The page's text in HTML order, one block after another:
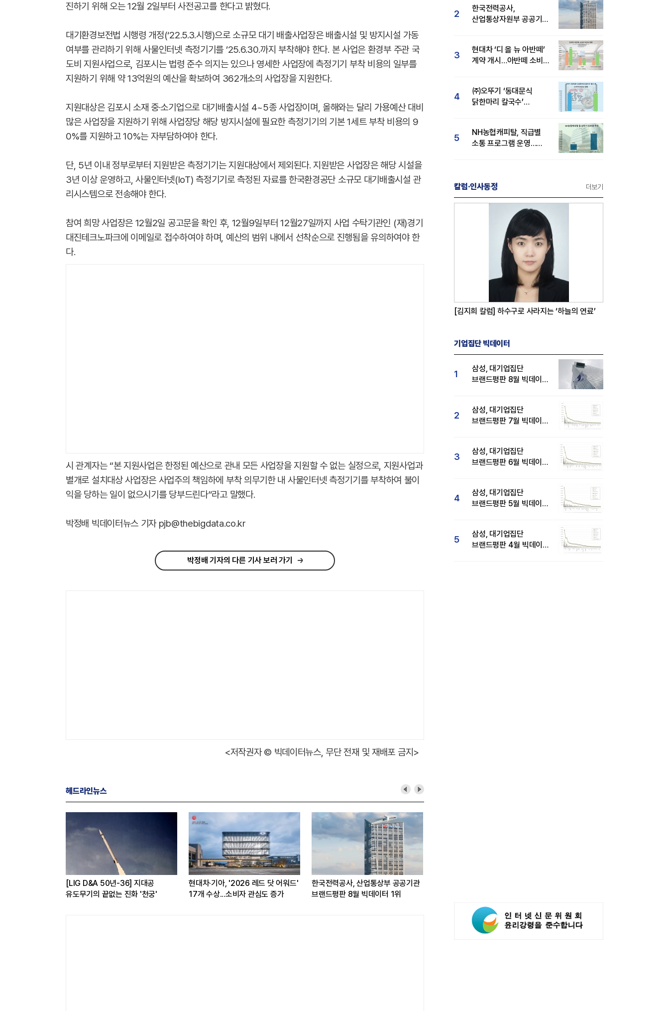
진하기 위해 오는 12월 2일부터 사전공고를 한다고 밝혔다.
대기환경보전법 시행령 개정(‘22.5.3.시행)으로 소규모 대기 배출사업장은 배출시설 및 방지시설 가동
여부를 관리하기 위해 사물인터넷 측정기기를 ’25.6.30.까지 부착해야 한다. 본 사업은 환경부 주관 국
도비 지원사업으로, 김포시는 법령 준수 의지는 있으나 영세한 사업장에 측정기기 부착 비용의 일부를
지원하기 위해 약 13억원의 예산을 확보하여 362개소의 사업장을 지원한다.
지원대상은 김포시 소재 중·소기업으로 대기배출시설 4~5종 사업장이며, 올해와는 달리 가용예산 대비
많은 사업장을 지원하기 위해 사업장당 해당 방지시설에 필요한 측정기기의 기본 1세트 부착 비용의 9
0%를 지원하고 10%는 자부담하여야 한다.
단, 5년 이내 정부로부터 지원받은 측정기기는 지원대상에서 제외된다. 지원받은 사업장은 해당 시설을
3년 이상 운영하고, 사물인터넷(IoT) 측정기기로 측정된 자료를 한국환경공단 소규모 대기배출시설 관
리시스템으로 전송해야 한다.
참여 희망 사업장은 12월2일 공고문을 확인 후, 12월9일부터 12월27일까지 사업 수탁기관인 (재)경기
대진테크노파크에 이메일로 접수하여야 하며, 예산의 범위 내에서 선착순으로 진행됨을 유의하여야 한
다.
시 관계자는 “본 지원사업은 한정된 예산으로 관내 모든 사업장을 지원할 수 없는 실정으로, 지원사업과
별개로 설치대상 사업장은 사업주의 책임하에 부착 의무기한 내 사물인터넷 측정기기를 부착하여 불이
익을 당하는 일이 없으시기를 당부드린다”라고 말했다.
박정배 빅데이터뉴스 기자 pjb@thebigdata.co.kr
박정배 기자의 다른 기사 보러 가기
<저작권자 © 빅데이터뉴스, 무단 전재 및 재배포 금지>
헤드라인뉴스
[LIG D&A 50년-36] 지대공
유도무기의 끝없는 진화 '천궁'
현대차·기아, '2026 레드 닷 어워드'
17개 수상...소비자 관심도 증가
한국전력공사, 산업통상부 공공기관
브랜드평판 8월 빅데이터 1위
2
한국전력공사,
산업통상자원부 공공기관
3
현대차 ‘디 올 뉴 아반떼’
계약 개시…아반떼 소비자
4
㈜오뚜기 ‘동대문식
닭한마리 칼국수’
5
NH농협캐피탈, 직급별
소통 프로그램 운영…
칼럼·인사동정 더보기
[김지희 칼럼] 하수구로 사라지는 ‘하늘의 연료’
기업집단 빅데이터
1
삼성, 대기업집단
브랜드평판 8월 빅데이터
2
삼성, 대기업집단
브랜드평판 7월 빅데이터
3
삼성, 대기업집단
브랜드평판 6월 빅데이터
4
삼성, 대기업집단
브랜드평판 5월 빅데이터
5
삼성, 대기업집단
브랜드평판 4월 빅데이터